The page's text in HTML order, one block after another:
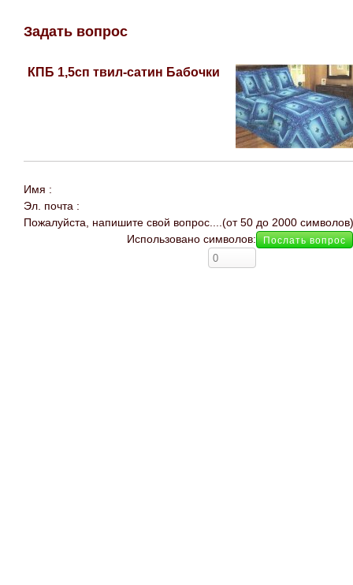
Задать вопрос
КПБ 1,5сп твил-сатин Бабочки
Имя :
Эл. почта :
Пожалуйста, напишите свой вопрос....(от 50 до 2000 символов)
Использовано символов: